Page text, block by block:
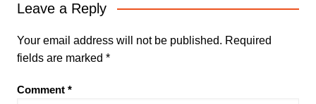
Leave a Reply
Your email address will not be published. Required
fields are marked *
Comment *